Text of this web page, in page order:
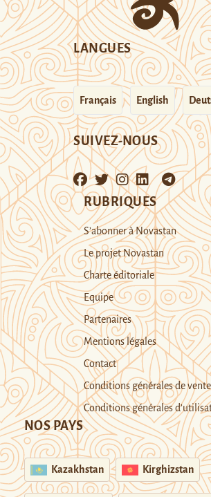
LANGUES
Français English
SUIVEZ-NOUS
RUBRIQUES
S’abonner à Novastan
Le projet Novastan
Charte éditoriale
Equipe
Partenaires
Mentions légales
Contact
Conditions générales de vente
Conditions générales
NOS PAYS
Kazakhstan Kirghizstan